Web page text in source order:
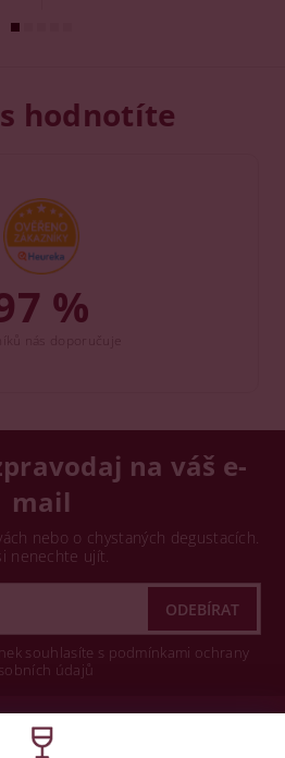
hodnotíte
%
na váš e-
mail
nebo o chystaných degustacích.
nenechte ujít.
souhlasíte s podmínkami ochrany
údajů